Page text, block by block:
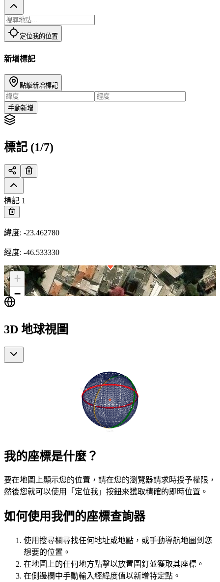
定位我的位置
新增標記
點擊新增標記
手動新增
標記 (1/7)
標記 1
緯度: -23.462780
經度: -46.533330
+
−
3D 地球視圖
我的座標是什麼？
要在地圖上顯示您的位置，請在您的瀏覽器請求時授予權限，
然後您就可以使用「定位我」按鈕來獲取精確的即時位置。
如何使用我們的座標查詢器
使用搜尋欄尋找任何地址或地點，或手動導航地圖到您
想要的位置。
在地圖上的任何地方點擊以放置圖釘並獲取其座標。
在側邊欄中手動輸入經緯度值以新增特定點。